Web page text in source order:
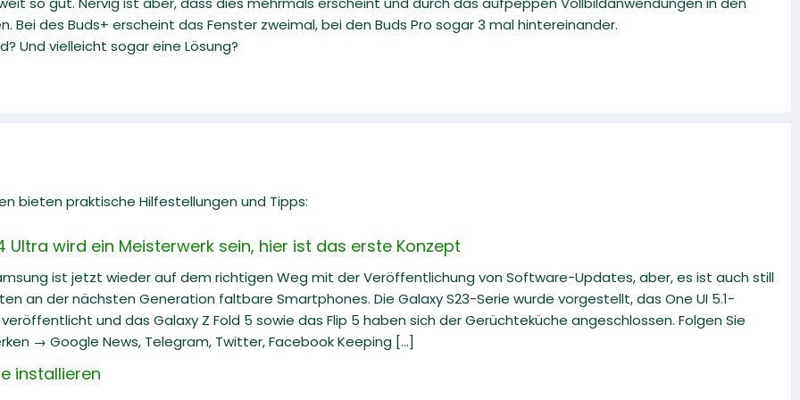
Bei des Buds+ erscheint das Fenster zweimal, bei den Buds Pro sogar 3 mal hintereinander.
Und vielleicht sogar eine Lösung?
bieten praktische Hilfestellungen und Tipps:
Ultra wird ein Meisterwerk sein, hier ist das erste Konzept
ist jetzt wieder auf dem richtigen Weg mit der Veröffentlichung von Software-Updates, aber, es ist auch still
an der nächsten Generation faltbare Smartphones. Die Galaxy S23-Serie wurde vorgestellt, das One UI 5.1-
und das Galaxy Z Fold 5 sowie das Flip 5 haben sich der Gerüchteküche angeschlossen. Folgen Sie
→ Google News, Telegram, Twitter, Facebook Keeping [...]
installieren